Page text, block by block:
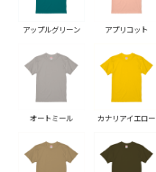
アップルグリーン アプリコット
オートミール カナリアイエロー